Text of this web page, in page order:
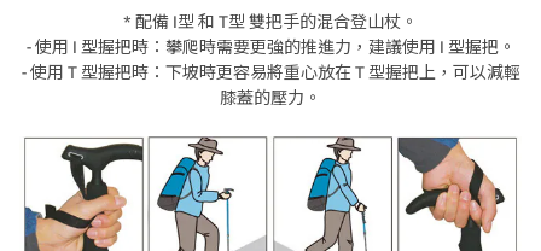
* 配備 I型 和 T型 雙把手的混合登山杖。
- 使用 I 型握把時：攀爬時需要更強的推進力，建議使用 I 型握把。
- 使用 T 型握把時：下坡時更容易將重心放在 T 型握把上，可以減輕
膝蓋的壓力。